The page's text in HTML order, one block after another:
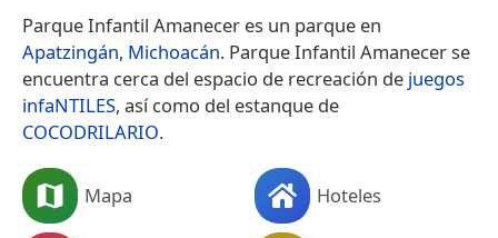
Parque Infantil Amanecer es un parque en
Apatzingán, Michoacán. Parque Infantil Amanecer se
encuentra cerca del espacio de recreación de juegos
infaNTILES, así como del estanque de
COCODRILARIO.
Mapa Hoteles